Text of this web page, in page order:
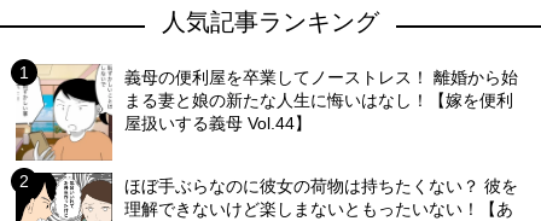
人気記事ランキング
義母の便利屋を卒業してノーストレス！ 離婚から始
まる妻と娘の新たな人生に悔いはなし！【嫁を便利
屋扱いする義母 Vol.44】
ほぼ手ぶらなのに彼女の荷物は持ちたくない？ 彼を
理解できないけど楽しまないともったいない！【あ